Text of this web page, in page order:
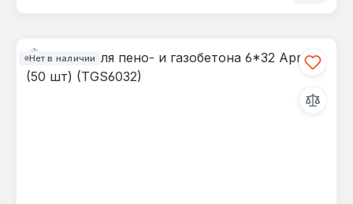
Нет в наличии